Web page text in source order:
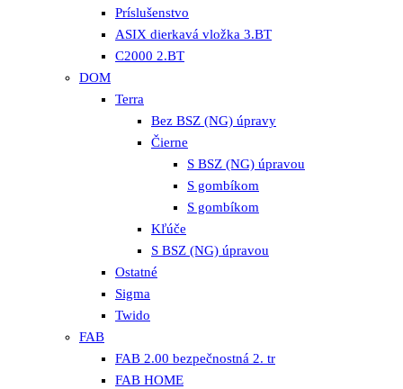
Príslušenstvo
ASIX dierkavá vložka 3.BT
C2000 2.BT
DOM
Terra
Bez BSZ (NG) úpravy
Čierne
S BSZ (NG) úpravou
S gombíkom
S gombíkom
Kľúče
S BSZ (NG) úpravou
Ostatné
Sigma
Twido
FAB
FAB 2.00 bezpečnostná 2. tr
FAB HOME